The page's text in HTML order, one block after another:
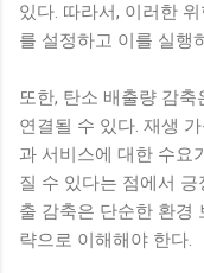
있다. 따라서, 이러한
를 설정하고 이를 실행
또한, 탄소 배출량 감
연결될 수 있다. 재생
과 서비스에 대한 수요
질 수 있다는 점에서
출 감축은 단순한 환경
략으로 이해해야 한다.